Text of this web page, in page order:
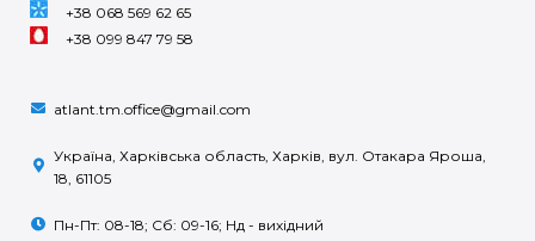
+38 068 569 62 65
+38 099 847 79 58
atlant.tm.office@gmail.com
Україна, Харківська область, Харків, вул. Отакара Яроша,
18, 61105
Пн-Пт: 08-18; Сб: 09-16; Нд - вихідний